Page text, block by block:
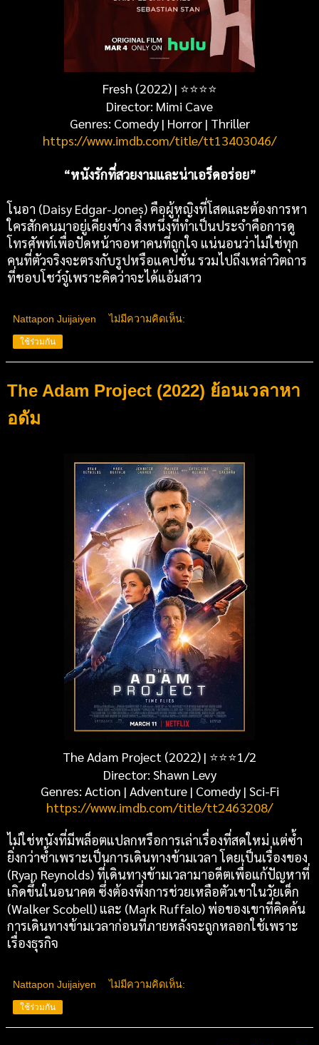
Fresh (2022) | ⭐⭐⭐⭐
Director: Mimi Cave
Genres: Comedy | Horror | Thriller
https://www.imdb.com/title/tt13403046/
“หนังรักที่สวยงามและน่าเอร็ดอร่อย”
โนอา (Daisy Edgar-Jones) คือผู้หญิงที่โสดและต้องการหา
ใครสักคนมาอยู่เคียงข้าง สิ่งหนึ่งที่ทำเป็นประจำคือการดู
โทรศัพท์เพื่อปัดหน้าจอหาคนที่ถูกใจ แน่นอนว่าไม่ใช่ทุก
คนที่ตัวจริงจะตรงกับรูปหรือแคปชั่น รวมไปถึงเหล่าวิตถาร
ที่ชอบโชว์จู๋เพราะคิดว่าจะได้แอ้มสาว
Nattapon Juijaiyen ไม่มีความคิดเห็น:
ใช้ร่วมกัน
The Adam Project (2022) ย้อนเวลาหา
อดัม
The Adam Project (2022) | ⭐⭐⭐1/2
Director: Shawn Levy
Genres: Action | Adventure | Comedy | Sci-Fi
https://www.imdb.com/title/tt2463208/
ไม่ใช่หนังที่มีพล็อตแปลกหรือการเล่าเรื่องที่สดใหม่ แต่ซ้ำ
ยิ่งกว่าซ้ำเพราะเป็นการเดินทางข้ามเวลา โดยเป็นเรื่องของ
(Ryan Reynolds) ที่เดินทางข้ามเวลามาอดีตเพื่อแก้ปัญหาที่
เกิดขึ้นในอนาคต ซึ่งต้องพึ่งการช่วยเหลือตัวเขาในวัยเด็ก
(Walker Scobell) และ (Mark Ruffalo) พ่อของเขาที่คิดค้น
การเดินทางข้ามเวลาก่อนที่ภายหลังจะถูกหลอกใช้เพราะ
เรื่องธุรกิจ
Nattapon Juijaiyen ไม่มีความคิดเห็น:
ใช้ร่วมกัน